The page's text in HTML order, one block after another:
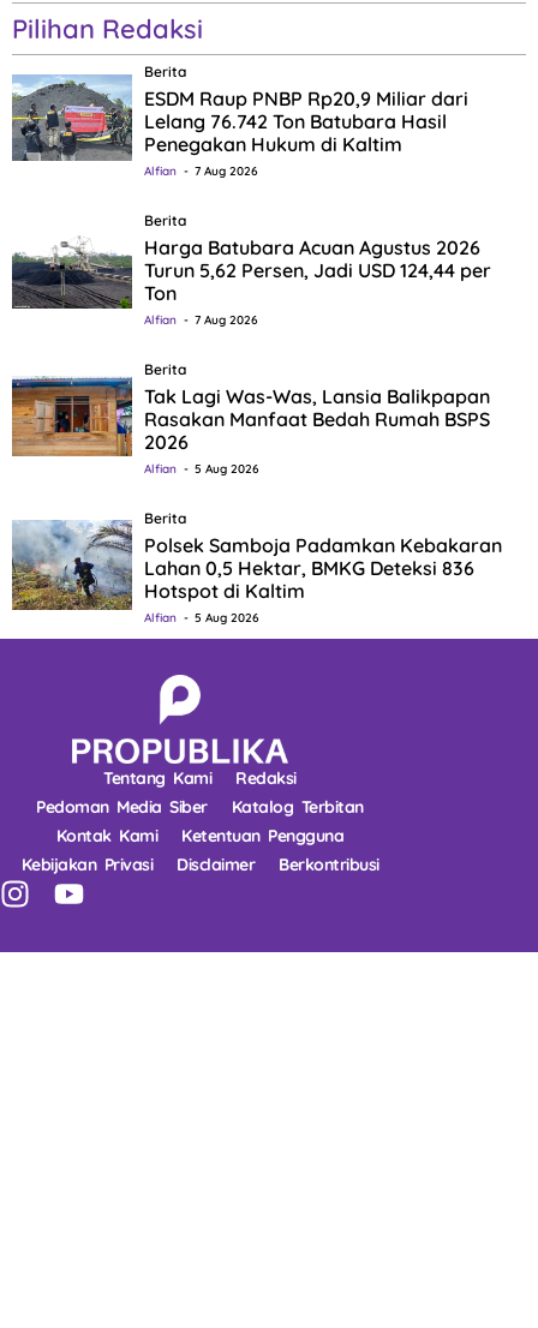
Pilihan Redaksi
Berita
ESDM Raup PNBP Rp20,9 Miliar dari
Lelang 76.742 Ton Batubara Hasil
Penegakan Hukum di Kaltim
Alfian 7 Aug 2026
Berita
Harga Batubara Acuan Agustus 2026
Turun 5,62 Persen, Jadi USD 124,44 per
Ton
Alfian 7 Aug 2026
Berita
Tak Lagi Was-Was, Lansia Balikpapan
Rasakan Manfaat Bedah Rumah BSPS
2026
Alfian 5 Aug 2026
Berita
Polsek Samboja Padamkan Kebakaran
Lahan 0,5 Hektar, BMKG Deteksi 836
Hotspot di Kaltim
Alfian 5 Aug 2026
Tentang Kami
Redaksi
Pedoman Media Siber
Katalog Terbitan
Kontak Kami
Ketentuan Pengguna
Kebijakan Privasi
Disclaimer Berkontribusi